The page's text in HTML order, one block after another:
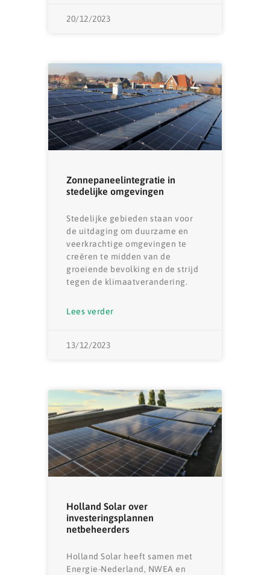
20/12/2023
Zonnepaneelintegratie in
stedelijke omgevingen
Stedelijke gebieden staan ​​voor
de uitdaging om duurzame en
veerkrachtige omgevingen te
creëren te midden van de
groeiende bevolking en de strijd
tegen de klimaatverandering.
Lees verder
13/12/2023
Holland Solar over
investeringsplannen
netbeheerders
Holland Solar heeft samen met
Energie-Nederland, NWEA en